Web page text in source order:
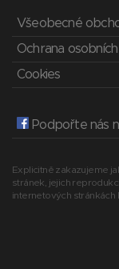
Všeobecné
Ochrana osobních
Cookies
Podpořte nás
Explicitně zakazujeme
stránek, jejich
internetových stránkách